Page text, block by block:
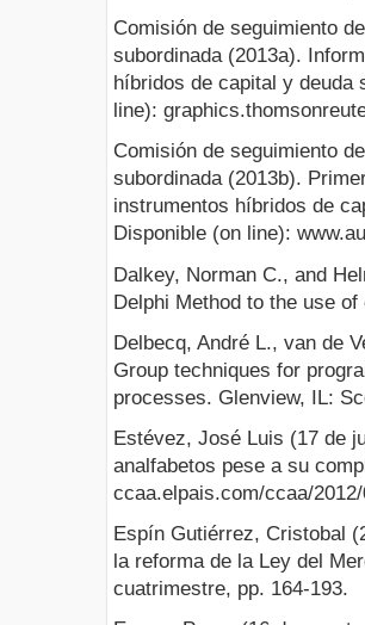
Comisión de seguimiento
subordinada (2013a).
híbridos de capital y deuda
line):
Comisión de seguimiento
subordinada (2013b).
instrumentos híbridos de
Disponible (on line):
Dalkey, Norman C., and
Delphi Method to the use
Delbecq, André L., van de
Group techniques for
processes. Glenview, IL:
Estévez, José Luis (17 de
analfabetos pese a su
ccaa.elpais.com/ccaa/
Espín Gutiérrez, Cristobal
la reforma de la Ley del
cuatrimestre, pp. 164-193.